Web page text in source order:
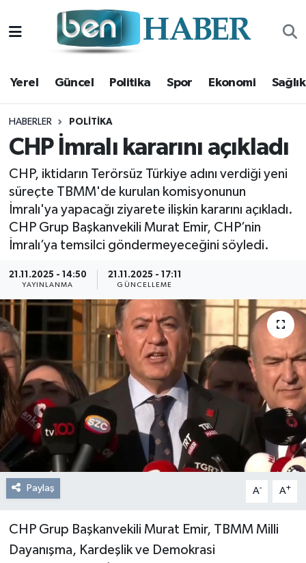
Yerel Güncel Politika Spor Ekonomi Sağlık
HABERLER POLITIKA
CHP İmralı kararını açıkladı
CHP, iktidarın Terörsüz Türkiye adını verdiği yeni
süreçte TBMM'de kurulan komisyonunun
İmralı'ya yapacağı ziyarete ilişkin kararını açıkladı.
CHP Grup Başkanvekili Murat Emir, CHP’nin
İmralı’ya temsilci göndermeyeceğini söyledi.
21.11.2025 - 14:50
YAYINLANMA
21.11.2025 - 17:11
GÜNCELLEME
Paylaş A- A+
CHP Grup Başkanvekili Murat Emir, TBMM Milli
Dayanışma, Kardeşlik ve Demokrasi
Yerel
Güncel
Politika
Spor
Ekonomi
Sağlık
Resmi Reklam
Röportajlar
Hava Durumu
Trafik Durumu
Süper Lig Puan Durumu ve Fikstür
Tüm Manşetler
Son Dakika Haberleri
Haber Arşivi